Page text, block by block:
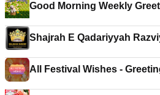
Good Morning Weekly
Shajrah E Qadariyyah
All Festival Wishes -